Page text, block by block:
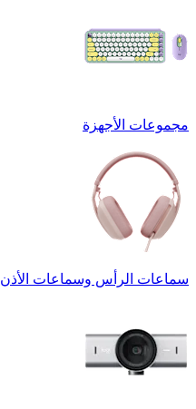
مجموعات الأجهزة
سماعات الرأس وسماعات الأذن